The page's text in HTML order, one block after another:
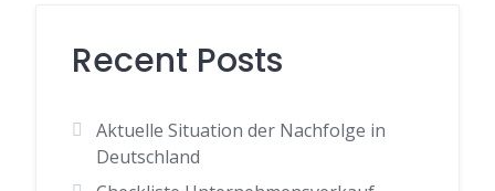
Recent Posts
Aktuelle Situation der Nachfolge in
Deutschland